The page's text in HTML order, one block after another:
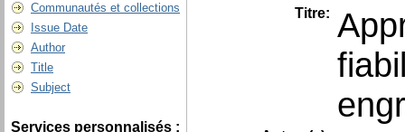
Communautés et collections
Issue Date
Author
Title
Subject
Services personnalisés :
Titre: